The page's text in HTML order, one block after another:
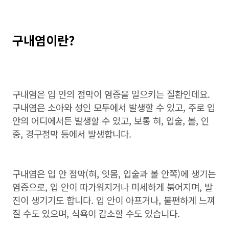
구내염이란?
구내염은 입 안의 점막이 염증을 일으키는 질환인데요.
구내염은 소아와 성인 모두에서 발생할 수 있고, 주로 입
안의 어디에서든 발생할 수 있고, 보통 혀, 입술, 볼, 인
중, 경구점막 등에서 발생합니다.
구내염은 입 안 점막(혀, 잇몸, 입술과 볼 안쪽)에 생기는
염증으로, 입 안이 따가워지거나 미세하게 붉어지며, 발
진이 생기기도 합니다. 입 안이 아프거나, 불편하게 느껴
질 수도 있으며, 식욕이 감소할 수도 있습니다.